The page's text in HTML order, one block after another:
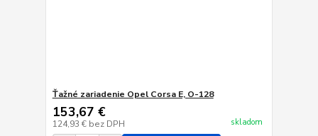
Ťažné zariadenie Opel Corsa E, O-128
153,67 €
124,93 € bez DPH skladom